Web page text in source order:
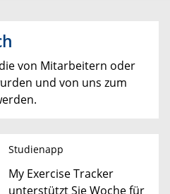
von Mitarbeitern oder
und von uns zum
Studienapp
My Exercise Tracker
unterstützt Sie Woche für